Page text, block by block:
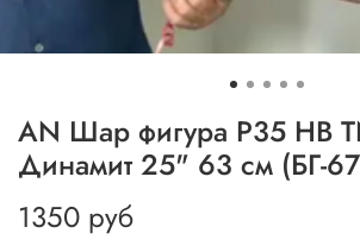
AN Шар фигура P35 HB
Динамит 25" 63 см (БГ-
1350 руб